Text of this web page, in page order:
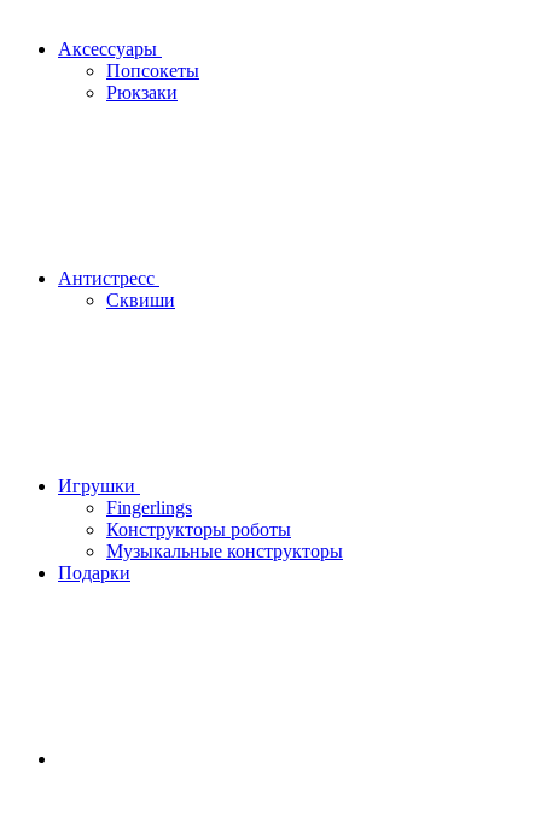
Аксессуары
Попсокеты
Рюкзаки
Антистресс
Сквиши
Игрушки
Fingerlings
Конструкторы роботы
Музыкальные конструкторы
Подарки